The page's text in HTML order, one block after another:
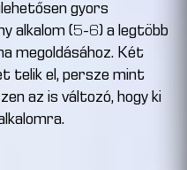
gyors
alkalom (5-6) a legtöbb
megoldásához. Két
telik el, persze mint
az is változó, hogy ki